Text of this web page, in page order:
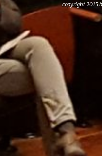
copyright 2015